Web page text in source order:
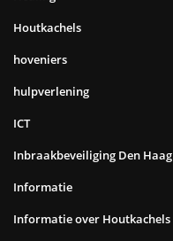
Houtkachels
hoveniers
hulpverlening
ICT
Inbraakbeveiliging Den Haag
Informatie
Informatie over Houtkachels